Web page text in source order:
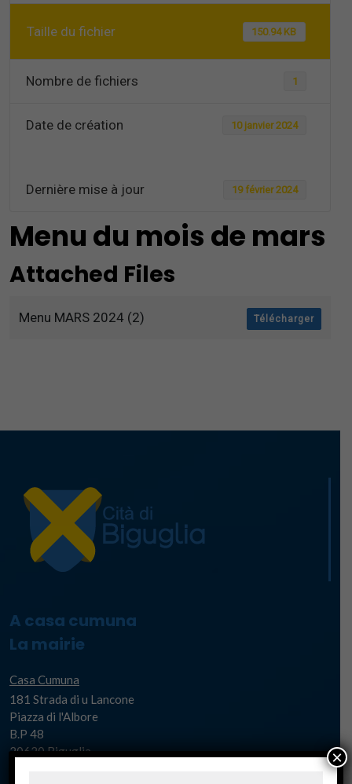
Taille du fichier 150.94 KB
Nombre de fichiers 1
Date de création 10 janvier 2024
Dernière mise à jour 19 février 2024
Menu du mois de mars
Attached Files
Menu MARS 2024 (2) Télécharger
A casa cumuna
La mairie
Casa Cumuna
181 Strada di u Lancone
Piazza di l'Albore
B.P 48
20620 Biguglia
×